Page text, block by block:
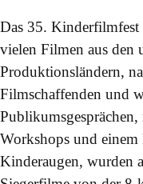
Das 35.
vielen Filmen aus den
Produktionsländern,
Filmschaffenden und
Workshops und
Kinderaugen, wurden